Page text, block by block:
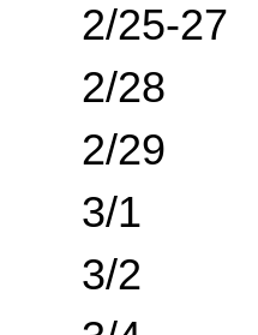
2/25-27
2/28
2/29
3/1
3/2